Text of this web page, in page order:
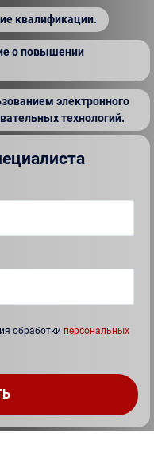
квалификации.
о повышении
электронного
технологий.
обработки персональных